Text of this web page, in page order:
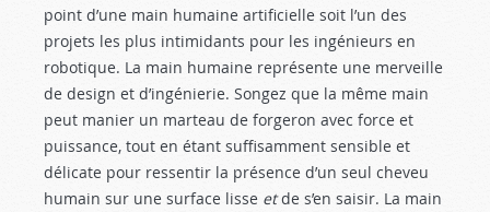
point d’une main humaine artificielle soit l’un des
projets les plus intimidants pour les ingénieurs en
robotique. La main humaine représente une merveille
de design et d’ingénierie. Songez que la même main
peut manier un marteau de forgeron avec force et
puissance, tout en étant suffisamment sensible et
délicate pour ressentir la présence d’un seul cheveu
humain sur une surface lisse etde s’en saisir. La main